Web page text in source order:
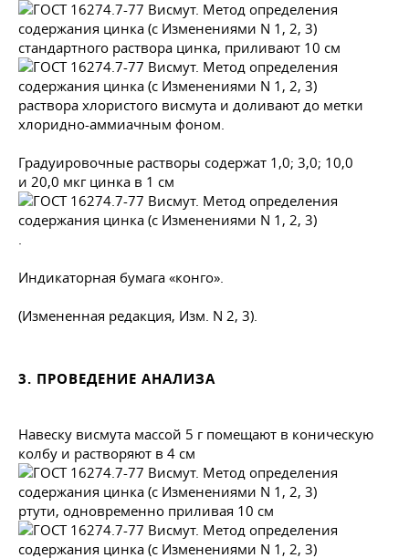
стандартного раствора цинка, приливают 10 см
раствора хлористого висмута и доливают до метки
хлоридно-аммиачным фоном.
Градуировочные растворы содержат 1,0; 3,0; 10,0
и 20,0 мкг цинка в 1 см
.
Индикаторная бумага «конго».
(Измененная редакция, Изм. N 2, 3).
3. ПРОВЕДЕНИЕ АНАЛИЗА
Навеску висмута массой 5 г помещают в коническую
колбу и растворяют в 4 см
ртути, одновременно приливая 10 см